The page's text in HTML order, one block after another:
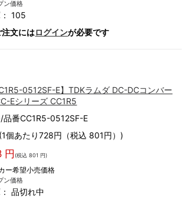
ン価格
105
注文にはログインが必要です
0512SF-E】TDKラムダ DC-DCコンバー
Eシリーズ CC1R5
品番CC1R5-0512SF-E
個あたり728円（税込 801円）)
円 (税込 801 円)
ー希望小売価格
ン価格
：品切れ中